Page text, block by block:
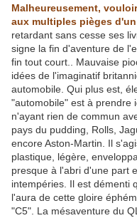
Malheureusement,
aux multiples pièges
retardant sans cesse ses
signe la fin d'aventure de
fin tout court.. Mauvaise
idées de l'imaginatif
automobile. Qui plus est,
"automobile" est à prendre
n'ayant rien de commun
pays du pudding, Rolls,
encore Aston-Martin. Il
plastique, légère,
presque à l'abri d'une part
intempéries. Il est démenti
l'aura de cette gloire
"C5". La mésaventure du